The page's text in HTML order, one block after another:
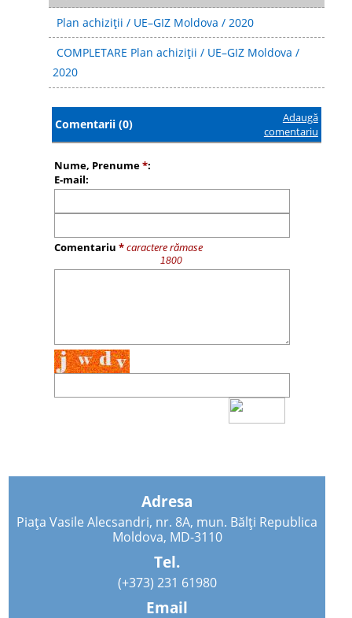
Plan achiziții / UE–GIZ Moldova / 2020
COMPLETARE Plan achiziții / UE–GIZ Moldova /
2020
Comentarii (0)
Adaugă
comentariu
Nume, Prenume*:
E-mail:
Comentariu *caractere rămase
Adresa
Piața Vasile Alecsandri, nr. 8A, mun. Bălți Republica
Moldova, MD-3110
Tel.
(+373) 231 61980
Email